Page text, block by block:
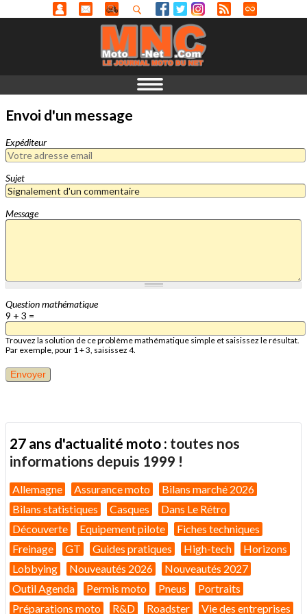
Envoi d'un message
Expéditeur
Sujet
Message
Question mathématique
9 + 3 =
Trouvez la solution de ce problème mathématique simple et saisissez le résultat.
Par exemple, pour 1 + 3, saisissez 4.
27 ans d'actualité moto : toutes nos
informations depuis 1999 !
Allemagne Assurance moto
Bilans marché 2026
Bilans statistiques
Casques
Dans Le Rétro
Découverte
Equipement pilote
Fiches techniques
Freinage
GT Guides pratiques High-tech
Horizons
Lobbying
Nouveautés 2026
Nouveautés 2027
Outil Agenda
Permis moto Pneus
Portraits
Préparations moto
R&D Roadster Vie des entreprises